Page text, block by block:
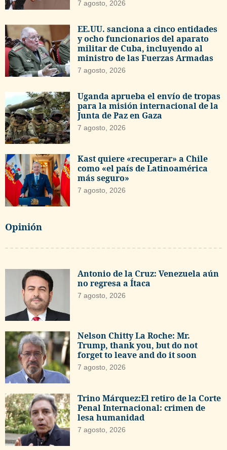
7 agosto, 2026
EE.UU. sanciona a cinco entidades
y ocho funcionarios del aparato
militar de Cuba, incluyendo al
ministro de las Fuerzas Armadas
7 agosto, 2026
Uganda aprueba el envío de tropas
para la misión internacional de la
Junta de Paz en Gaza
7 agosto, 2026
Kast quiere «recuperar» a Chile
como «el país de Latinoamérica
más seguro»
7 agosto, 2026
Opinión
Antonio de la Cruz: Venezuela aún
no regresa a Ítaca
7 agosto, 2026
Nelson Chitty La Roche: Mr.
Trump, thank you, but do not
forget to leave and do it soon
7 agosto, 2026
Trino Márquez:El retiro de la Corte
Penal Internacional: crimen de
lesa humanidad
7 agosto, 2026